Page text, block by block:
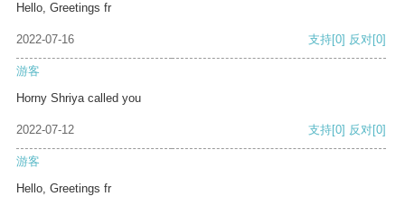
Hello, Greetings fr
2022-07-16 支持[0] 反对[0]
游客
Horny Shriya called you
2022-07-12 支持[0] 反对[0]
游客
Hello, Greetings fr